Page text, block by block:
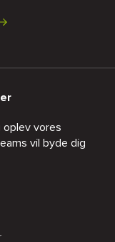
oplev vores
vil byde dig